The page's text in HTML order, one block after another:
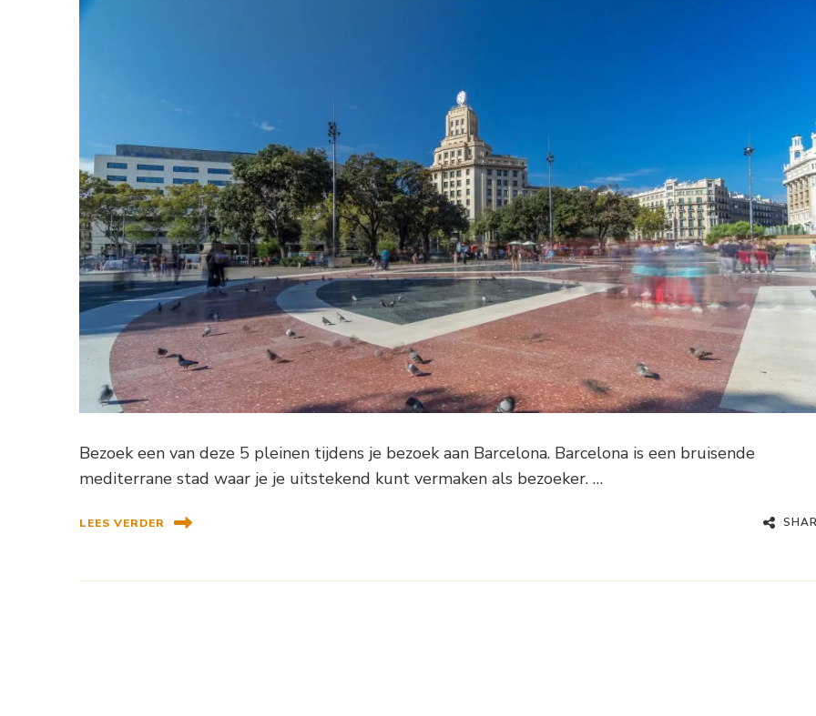
Bezoek een van deze 5 pleinen tijdens je bezoek aan Barcelona. Barcelona is een bruisende
mediterrane stad waar je je uitstekend kunt vermaken als bezoeker. …
LEES VERDER